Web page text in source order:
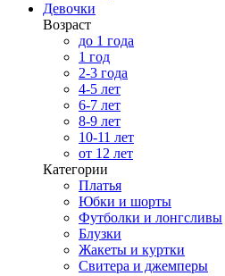
Девочки
Возраст
до 1 года
1 год
2-3 года
4-5 лет
6-7 лет
8-9 лет
10-11 лет
от 12 лет
Категории
Платья
Юбки и шорты
Футболки и лонгсливы
Блузки
Жакеты и куртки
Свитера и джемперы